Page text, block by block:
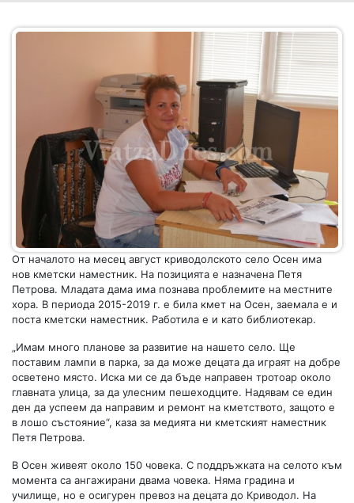
От началото на месец август криводолското село Осен има
нов кметски наместник. На позицията е назначена Петя
Петрова. Младата дама има познава проблемите на местните
хора. В периода 2015-2019 г. е била кмет на Осен, заемала е и
поста кметски наместник. Работила е и като библиотекар.
„Имам много планове за развитие на нашето село. Ще
поставим лампи в парка, за да може децата да играят на добре
осветено място. Иска ми се да бъде направен тротоар около
главната улица, за да улесним пешеходците. Надявам се един
ден да успеем да направим и ремонт на кметството, защото е
в лошо състояние“, каза за медията ни кметският наместник
Петя Петрова.
В Осен живеят около 150 човека. С поддръжката на селото към
момента са ангажирани двама човека. Няма градина и
училище, но е осигурен превоз на децата до Криводол. На